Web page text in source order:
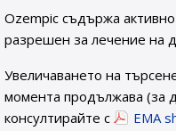
Ozempic съдържа
разрешен за лечение на
Увеличаването на
момента продължава (за
консултирайте с
EMA